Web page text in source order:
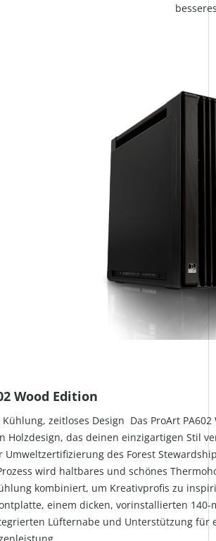
Wood Edition
zeitloses Design Das ProArt
Holzdesign, das deinen einzigartigen Stil
Umweltzertifizierung des Forest
wird haltbares und schönes
kombiniert, um Kreativprofis zu
einem dicken, vorinstallierten
Lüfternabe und Unterstützung für